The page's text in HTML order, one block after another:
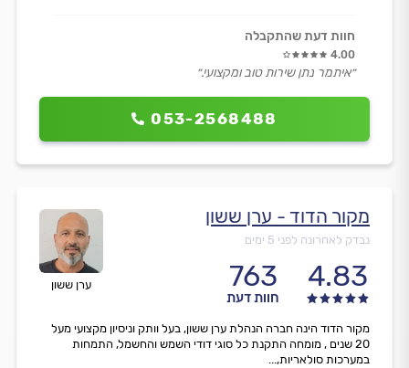
053-2568488
חוות דעת שהתקבלה
4.00
״איתמר נתן שירות טוב ומקצועי.״
ערן ששון
מקור הדוד - ערן ששון
נבדק לאחרונה לפני 5 ימים
4.83
763
חוות דעת
מקור הדוד הינה חברה הנהלת ערן ששון, בעל וותק וניסיון מקצועי מעל
20 שנים , מומחה התקנת כל סוגי דודי השמש והחשמל, התמחות
במערכות סולאריות,...